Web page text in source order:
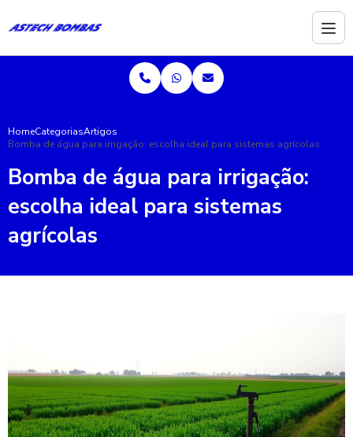
HomeCategoriasArtigos
Bomba de água para irrigação: escolha ideal para sistemas agrícolas
Bomba de água para irrigação:
escolha ideal para sistemas
agrícolas